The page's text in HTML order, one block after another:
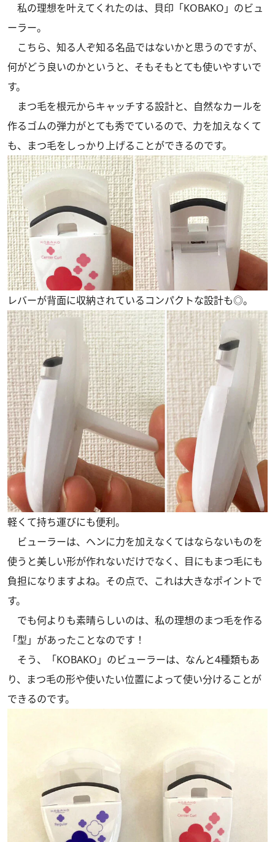
私の理想を叶えてくれたのは、貝印「KOBAKO」のビュ
ーラー。
こちら、知る人ぞ知る名品ではないかと思うのですが、
何がどう良いのかというと、そもそもとても使いやすいで
す。
まつ毛を根元からキャッチする設計と、自然なカールを
作るゴムの弾力がとても秀でているので、力を加えなくて
も、まつ毛をしっかり上げることができるのです。
レバーが背面に収納されているコンパクトな設計も◎。
軽くて持ち運びにも便利。
ビューラーは、ヘンに力を加えなくてはならないものを
使うと美しい形が作れないだけでなく、目にもまつ毛にも
負担になりますよね。その点で、これは大きなポイントで
す。
でも何よりも素晴らしいのは、私の理想のまつ毛を作る
「型」があったことなのです！
そう、「KOBAKO」のビューラーは、なんと4種類もあ
り、まつ毛の形や使いたい位置によって使い分けることが
できるのです。